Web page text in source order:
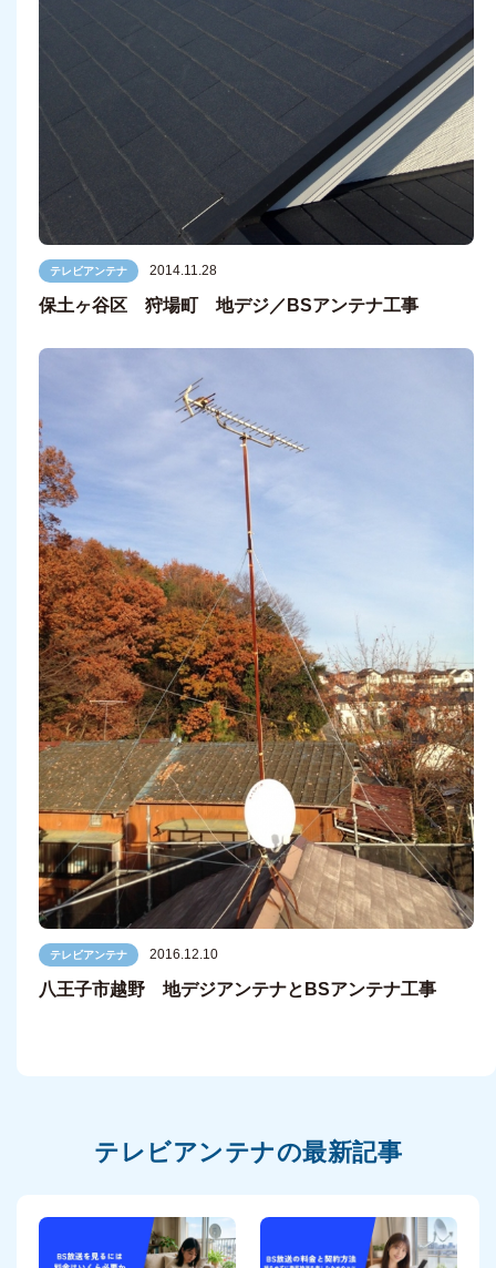
テレビアンテナ 2014.11.28
保土ヶ谷区 狩場町 地デジ／BSアンテナ工事
テレビアンテナ 2016.12.10
八王子市越野 地デジアンテナとBSアンテナ工事
テレビアンテナの最新記事